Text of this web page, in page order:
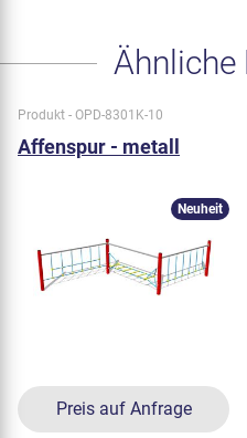
Ähnliche
Produkt - OPD-8301K-10
Affenspur - metall
Preis auf Anfrage
Neuheit